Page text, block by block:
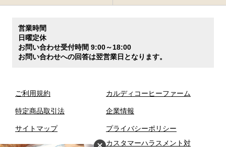
営業時間
日曜定休
お問い合わせ受付時間 9:00～18:00
お問い合わせへの回答は翌営業日となります。
ご利用規約
特定商品取引法
サイトマップ
カルディコーヒーファーム
企業情報
プライバシーポリシー
カスタマーハラスメント対